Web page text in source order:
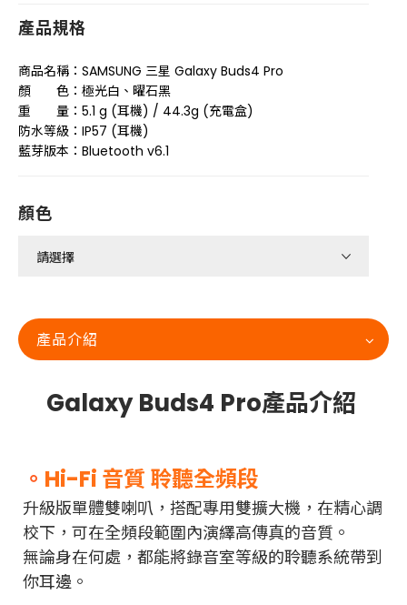
產品規格
商品名稱：SAMSUNG 三星 Galaxy Buds4 Pro
顏 色：極光白、曜石黑
重 量：5.1 g (耳機) / 44.3g (充電盒)
防水等級：IP57 (耳機)
藍芽版本：Bluetooth v6.1
顏色
產品介紹
Galaxy Buds4 Pro產品介紹
。 Hi-Fi 音質 聆聽全頻段
升級版單體雙喇叭，搭配專用雙擴大機，在精心調
校下，可在全頻段範圍內演繹高傳真的音質。
無論身在何處，都能將錄音室等級的聆聽系統帶到
你耳邊。